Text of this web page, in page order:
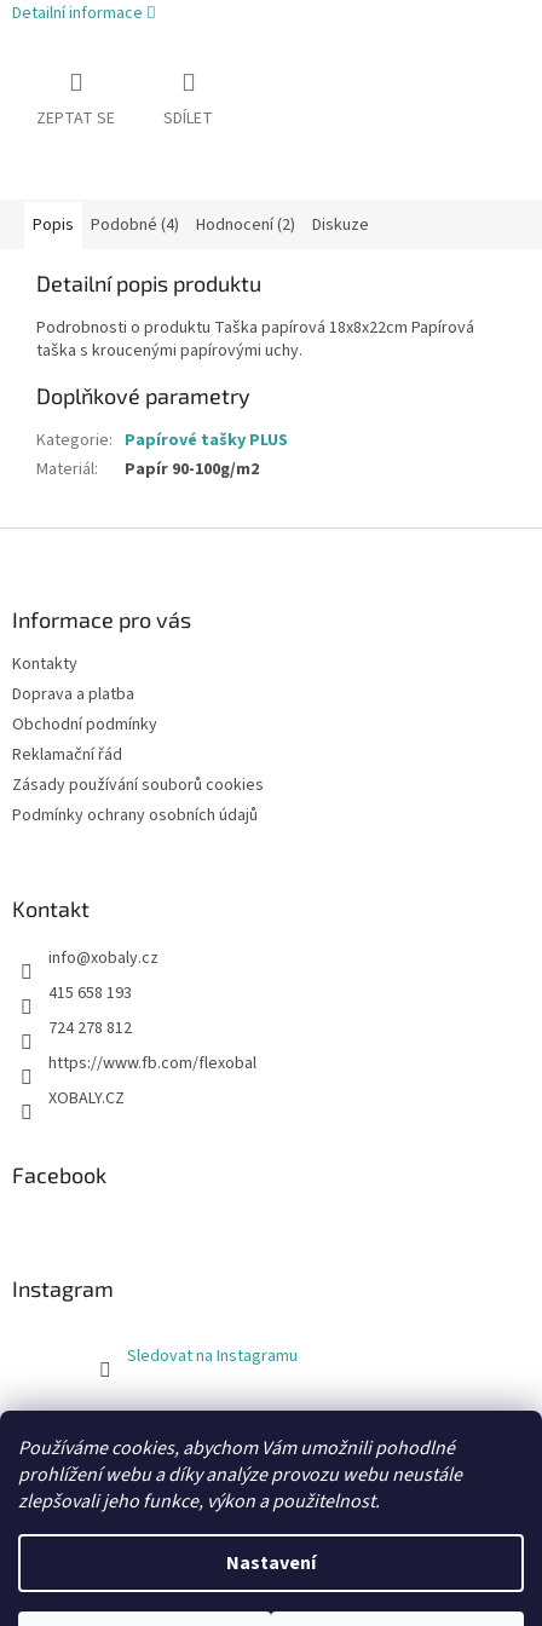
Používáme cookies, abychom Vám umožnili pohodlné
prohlížení webu a díky analýze provozu webu neustále
zlepšovali jeho funkce, výkon a použitelnost.
Nastavení
Detailní informace
ZEPTAT SE SDÍLET
Popis Podobné (4) Hodnocení (2) Diskuze
Detailní popis produktu
Podrobnosti o produktu Taška papírová 18x8x22cm Papírová
taška s kroucenými papírovými uchy.
Doplňkové parametry
Kategorie: Papírové tašky PLUS
Materiál: Papír 90-100g/m2
Informace pro vás
Kontakty
Doprava a platba
Obchodní podmínky
Reklamační řád
Zásady používání souborů cookies
Podmínky ochrany osobních údajů
Kontakt
info@xobaly.cz
415 658 193
724 278 812
https://www.fb.com/flexobal
XOBALY.CZ
Facebook
Instagram
Sledovat na Instagramu
Copyright 2026xobaly.cz. Všechna práva vyhrazena.